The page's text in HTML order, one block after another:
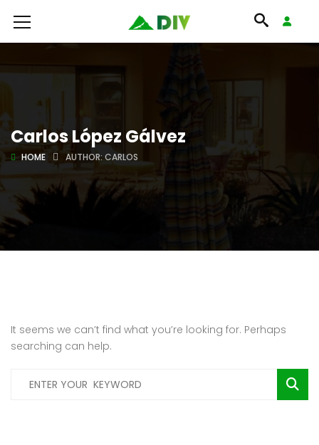
Carlos López Gálvez
HOME AUTHOR: CARLOS
It seems we can’t find what you’re looking for. Perhaps
searching can help.